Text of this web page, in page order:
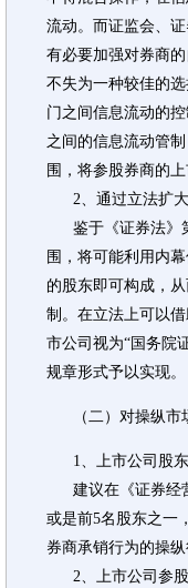
流动。而证监会、
有必要加强对券商
不失为一种较佳的
门之间信息流动的
之间的信息流动管
围，将参股券商的上
2、通过立法扩大
鉴于《证券法》第
围，将可能利用内
的股东即可构成，
制。在立法上可以
市公司视为“国务院
规章形式予以实现。
（二）对操纵市
1、上市公司股东
建议在《证券经营
或是前5名股东之一
券商承销行为的操
2、上市公司参股